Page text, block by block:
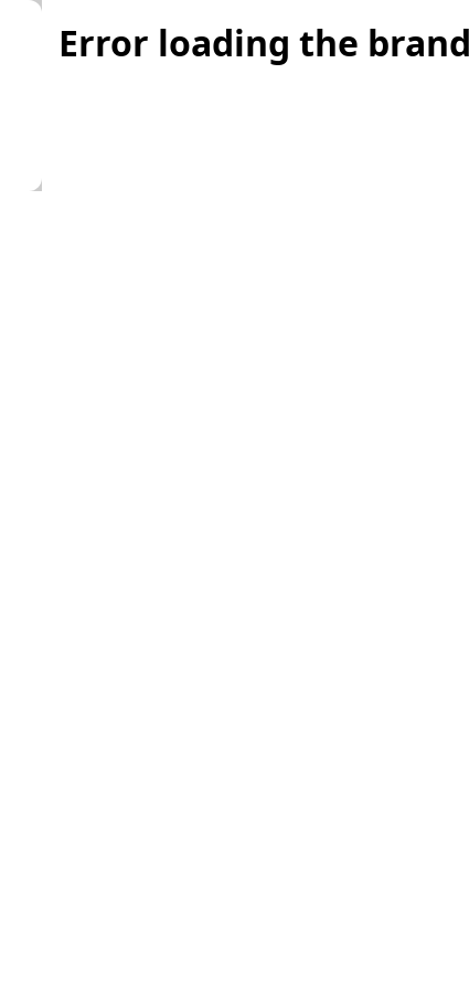
Error loading the brand